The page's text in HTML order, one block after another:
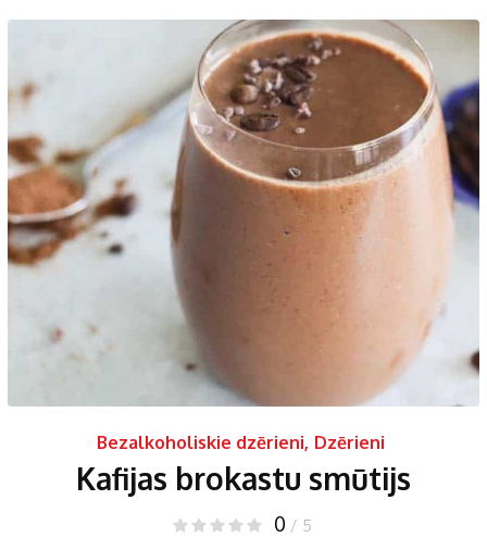
Bezalkoholiskie dzērieni, Dzērieni
Kafijas brokastu smūtijs
0 / 5